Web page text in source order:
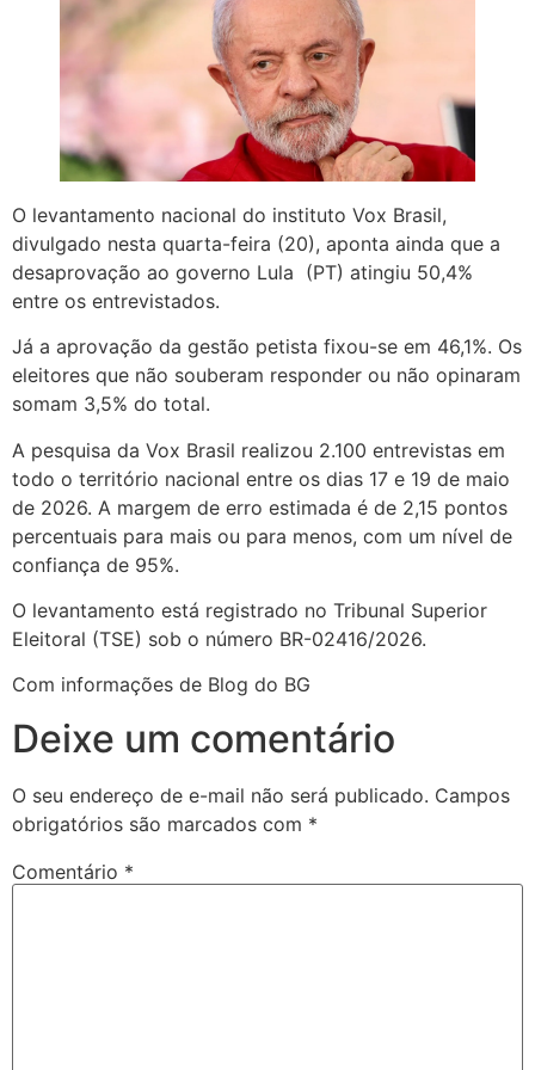
O levantamento nacional do instituto Vox Brasil,
divulgado nesta quarta-feira (20), aponta ainda que a
desaprovação ao governo Lula (PT) atingiu 50,4%
entre os entrevistados.
Já a aprovação da gestão petista fixou-se em 46,1%. Os
eleitores que não souberam responder ou não opinaram
somam 3,5% do total.
A pesquisa da Vox Brasil realizou 2.100 entrevistas em
todo o território nacional entre os dias 17 e 19 de maio
de 2026. A margem de erro estimada é de 2,15 pontos
percentuais para mais ou para menos, com um nível de
confiança de 95%.
O levantamento está registrado no Tribunal Superior
Eleitoral (TSE) sob o número BR-02416/2026.
Com informações de Blog do BG
Deixe um comentário
O seu endereço de e-mail não será publicado. Campos
obrigatórios são marcados com *
Comentário *